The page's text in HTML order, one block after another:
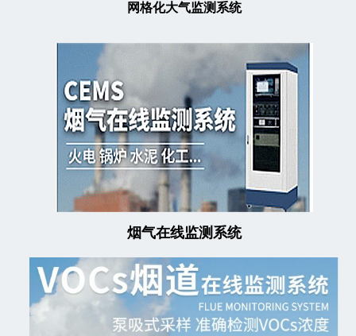
网格化大气监测系统
烟气在线监测系统